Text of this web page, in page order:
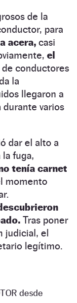
de la
para
acera, casi
el
conductores
la
llegaron a
durante varios
dar el alto a
fuga,
tenía carnet
momento
Tras poner
judicial, el
legítimo.
desde